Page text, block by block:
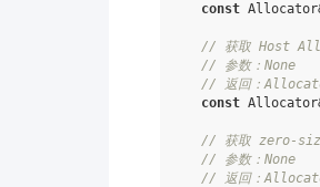
const Allocator
// 获取 Host
// 参数：None
// 返回：
const Allocator
// 获取 zero-
// 参数：None
// 返回：